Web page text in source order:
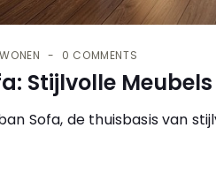
WONEN 0 COMMENTS
Stijlvolle
Sofa, de thuisbasis van